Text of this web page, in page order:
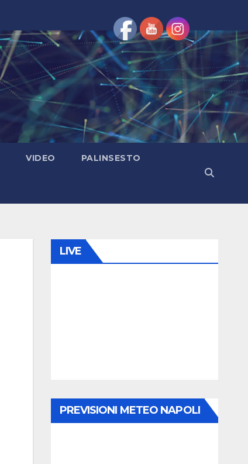
VIDEO PALINSESTO
LIVE
PREVISIONI METEO NAPOLI